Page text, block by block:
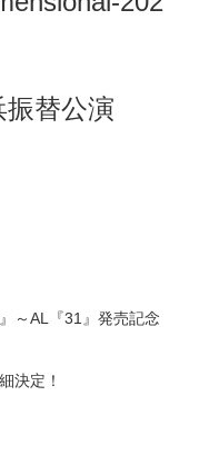
振替公演
～AL『31』発売記念
決定！